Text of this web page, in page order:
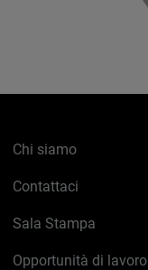
Chi siamo
Contattaci
Sala Stampa
Opportunità di lavoro